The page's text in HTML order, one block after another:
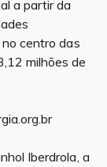
a partir da
centro das
milhões de
Iberdrola, a